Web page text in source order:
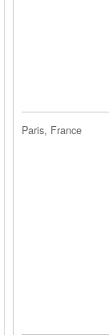
Paris, France